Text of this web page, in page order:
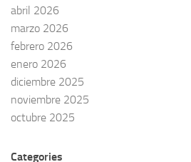
abril 2026
marzo 2026
febrero 2026
enero 2026
diciembre 2025
noviembre 2025
octubre 2025
Categories